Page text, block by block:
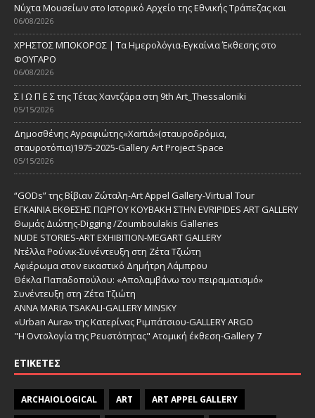
Νύχτα Μουσείων στο Ιστορικό Αρχείο της Εθνικής Τράπεζας και
06/08/2026
ΧΡΗΣΤΟΣ ΜΠΟΚΟΡΟΣ | Τα Ημερολόγια-Εγκαίνια Έκθεσης στο
ΦΟΥΓΑΡΟ
06/08/2026
Σ Ι Ω Π Ε Σ της Τέτας Χαντζάρα στη 9th Art_Thessaloniki
05/15/2026
Δημοσθένης Αγραφιώτης«Xαrtιά»(σταυροδρόμια,
σταυροτόπια)1975-2025-Gallery Art Project Space
05/15/2026
“GODs” της Βίβιαν Ζώταλη-Art Appel Gallery-Virtual Tour
ΕΓΚΑΙΝΙΑ ΕΚΘΕΣΗΣ ΓΙΩΡΓΟΥ ΚΟΥΒΑΚΗ ΣΤΗΝ EVRIPIDES ART GALLERY
Θωμάς Διώτης-Digging /Zoumboulakis Galleries
NUDE STORIES-ΑRT EXHIBITION-MEGART GALLERY
Ντέλλα Ρούνικ-Συνέντευξη στη Ζέτα Τζιώτη
Αφιέρωμα στον εικαστικό Δημήτρη Λάμπρου
Θέκλα Παπαδοπούλου: «Απολαμβάνω τον πειραματισμό»
Συνέντευξη στη Ζέτα Τζιώτη
ANNA MARIA TSAKALI-GALLERY MINSKY
«Urban Aura» της Κατερίνας Ριμπάτσιου-GALLERY ARGO
"Η Οντολογία της Ρευστότητας" Ατομική έκθεση-Gallery 7
ΕΤΙΚΈΤΕΣ
ARCHAIOLOGICAL ART ART APPEL GALLERY